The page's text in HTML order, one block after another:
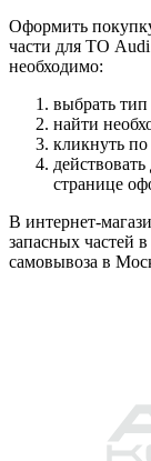
Оформить
части для ТО
необходимо:
выбрать тип
найти
кликнуть
странице
В интернет-
запасных частей
самовывоза в